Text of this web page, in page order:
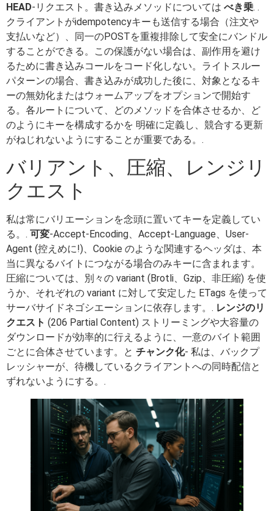
HEAD-リクエスト。書き込みメソッドについては べき乗. .
クライアントがidempotencyキーも送信する場合（注文や
支払いなど）、同一のPOSTを重複排除して安全にバンドル
することができる。この保護がない場合は、副作用を避け
るために書き込みコールをコード化しない。ライトスルー
パターンの場合、書き込みが成功した後に、対象となるキ
ーの無効化またはウォームアップをオプションで開始す
る。各ルートについて、どのメソッドを合体させるか、ど
のようにキーを構成するかを 明確に定義し、競合する更新
がねじれないようにすることが重要である。.
バリアント、圧縮、レンジリ
クエスト
私は常にバリエーションを念頭に置いてキーを定義してい
る。. 可変-Accept-Encoding、Accept-Language、User-
Agent (控えめに!)、Cookie のような関連するヘッダは、本
当に異なるバイトにつながる場合のみキーに含まれます。
圧縮については、別々の variant (Brotli、Gzip、非圧縮) を使
うか、それぞれの variant に対して安定した ETags を使って
サーバサイドネゴシエーションに依存します。. レンジのリ
クエスト (206 Partial Content) ストリーミングや大容量の
ダウンロードが効率的に行えるように、一意のバイト範囲
ごとに合体させています。と チャンク化- 私は、バックプ
レッシャーが、待機しているクライアントへの同時配信と
ずれないようにする。.